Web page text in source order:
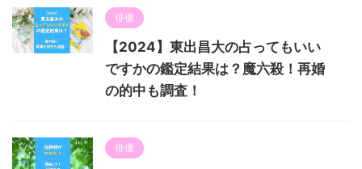
俳優
【2024】東出昌大の占ってもいい
ですかの鑑定結果は？魔六殺！再婚
の的中も調査！
俳優